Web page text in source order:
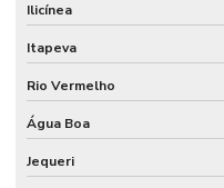
Ilicínea
Itapeva
Rio Vermelho
Água Boa
Jequeri